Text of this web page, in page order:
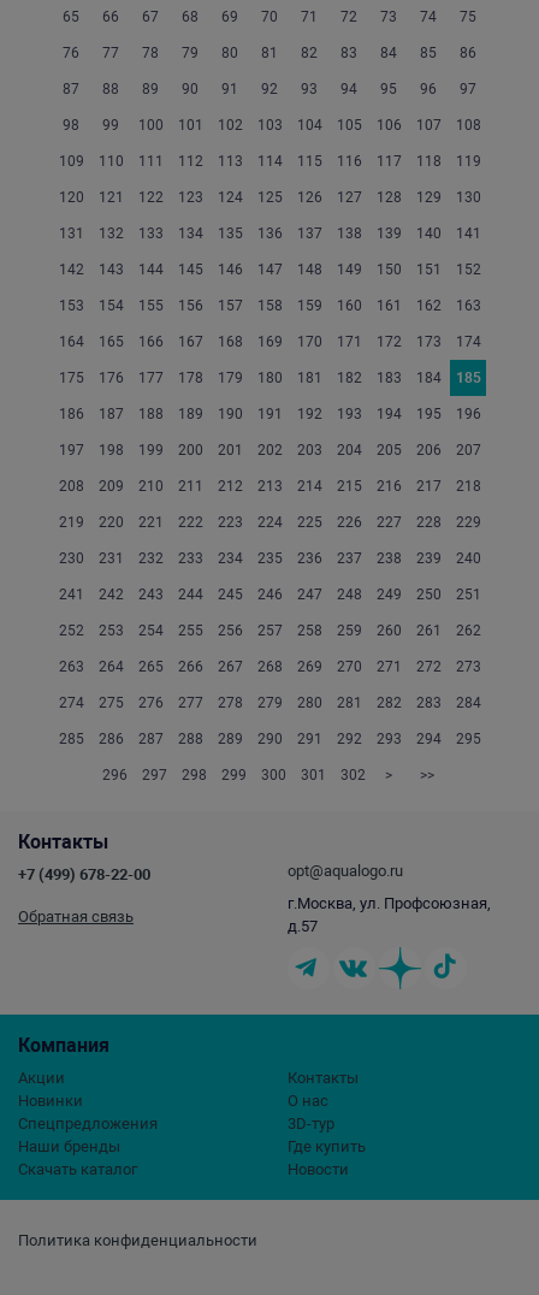
65 66 67 68 69 70 71 72 73 74 75
76 77 78 79 80 81 82 83 84 85 86
87 88 89 90 91 92 93 94 95 96 97
98 99 100 101 102 103 104 105 106 107 108
109 110 111 112 113 114 115 116 117 118 119
120 121 122 123 124 125 126 127 128 129 130
131 132 133 134 135 136 137 138 139 140 141
142 143 144 145 146 147 148 149 150 151 152
153 154 155 156 157 158 159 160 161 162 163
164 165 166 167 168 169 170 171 172 173 174
175 176 177 178 179 180 181 182 183 184 185
186 187 188 189 190 191 192 193 194 195 196
197 198 199 200 201 202 203 204 205 206 207
208 209 210 211 212 213 214 215 216 217 218
219 220 221 222 223 224 225 226 227 228 229
230 231 232 233 234 235 236 237 238 239 240
241 242 243 244 245 246 247 248 249 250 251
252 253 254 255 256 257 258 259 260 261 262
263 264 265 266 267 268 269 270 271 272 273
274 275 276 277 278 279 280 281 282 283 284
285 286 287 288 289 290 291 292 293 294 295
296 297 298 299 300 301 302 > >>
Политика конфиденциальности
Компания
Акции
Новинки
Спецпредложения
Наши бренды
Скачать каталог
Контакты
О нас
3D-тур
Где купить
Новости
Контакты
+7 (499) 678-22-00
Обратная связь
opt@aqualogo.ru
г.Москва, ул. Профсоюзная,
д.57